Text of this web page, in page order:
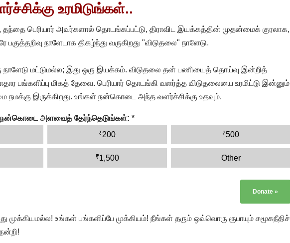
உரமிடுங்கள்..
பெரியார் அவர்களால் தொடங்கப்பட்டு, திராவிட இயக்கத்தின் முதன்மைக் குரலாக,
பகுத்தறிவு நாளேடாக திகழ்ந்து வருகிறது "விடுதலை" நாளேடு.
நாளேடு மட்டுமல்ல; இது ஒரு இயக்கம். விடுதலை தன் பணியைத் தொய்வு இன்றித்
பங்களிப்பு மிகத் தேவை. பெரியார் தொடங்கி வளர்த்த விடுதலையை உரமிட்டு இன்னும்
நமக்கு இருக்கிறது. உங்கள் நன்கொடை அந்த வளர்ச்சிக்கு உதவும்.
அளவைத் தேர்ந்தெடுங்கள்: *
₹200 ₹500
₹1,500 Other
Donate »
உங்கள் பங்களிப்பே முக்கியம்! நீங்கள் தரும் ஒவ்வொரு ரூபாயும் சமூகநீதிச்